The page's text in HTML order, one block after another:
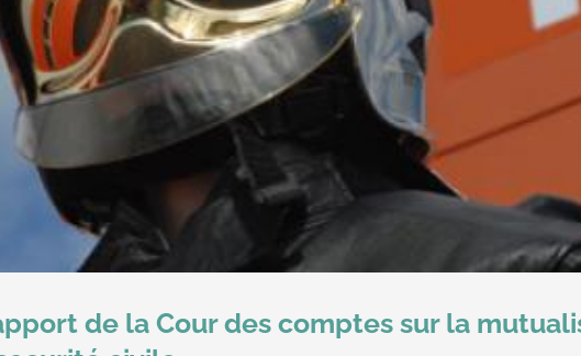
de la Cour des comptes sur la